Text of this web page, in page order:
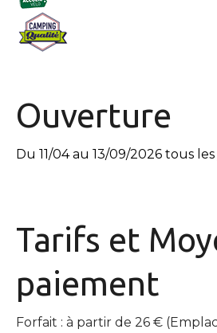
Ouverture
Du 11/04 au 13/09/2026 tous
Tarifs et
paiement
Forfait : à partir de 26 €